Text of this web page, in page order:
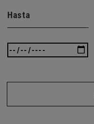
Hasta